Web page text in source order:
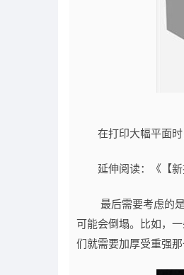
在打印大幅平面时，
延伸阅读：《【新
最后需要考虑的是
可能会倒塌。比如，
们就需要加厚受重强